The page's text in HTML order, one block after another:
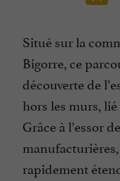
Situé sur la
Bigorre, ce
découverte de
hors les murs,
Grâce à l’essor
rapidement